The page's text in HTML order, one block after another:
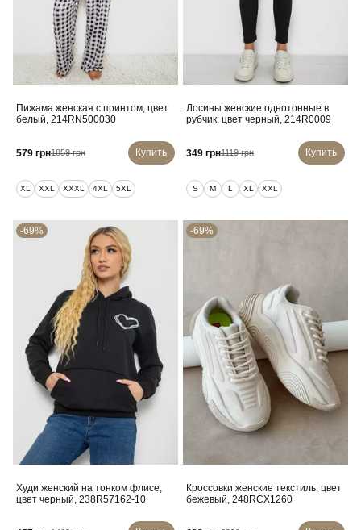
Пижама женская с принтом, цвет
белый, 214RN500030
579 грн1859 грн Купить
XL XXL XXXL 4XL 5XL
Лосины женские однотонные в
рубчик, цвет черный, 214R0009
349 грн1119 грн Купить
S M L XL XXL
-69%
Худи женский на тонком флисе,
цвет черный, 238R57162-10
-69%
Кроссовки женские текстиль, цвет
бежевый, 248RCX1260